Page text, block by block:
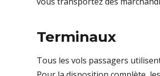
Terminaux
Tous les vols passagers